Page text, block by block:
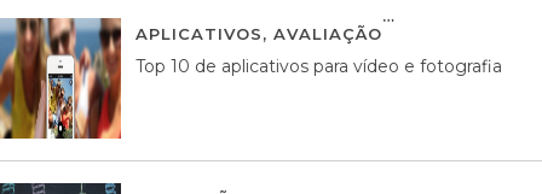
APLICATIVOS, AVALIAÇÃO
Top 10 de aplicativos para vídeo e fotografia